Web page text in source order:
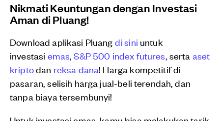
Nikmati Keuntungan dengan Investasi
Aman di Pluang!
Download aplikasi Pluang di sini untuk
investasi emas,S&P 500 index futures, serta aset
kriptodan reksa dana! Harga kompetitif di
pasaran, selisih harga jual-beli terendah, dan
tanpa biaya tersembunyi!